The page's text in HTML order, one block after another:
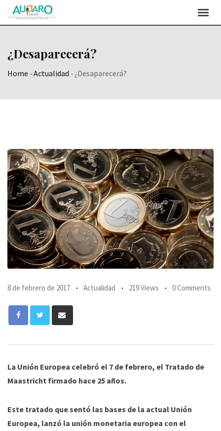
¿Desaparecerá?
Home -Actualidad -¿Desaparecerá?
8 de febrero de 2017 Actualidad 219 Views 0 Comments
via
La Unión Europea celebró el 7 de febrero, el Tratado de
Maastricht firmado hace 25 años.
Este tratado que sentó las bases de la actual Unión
Europea, lanzó la unión monetaria europea con el